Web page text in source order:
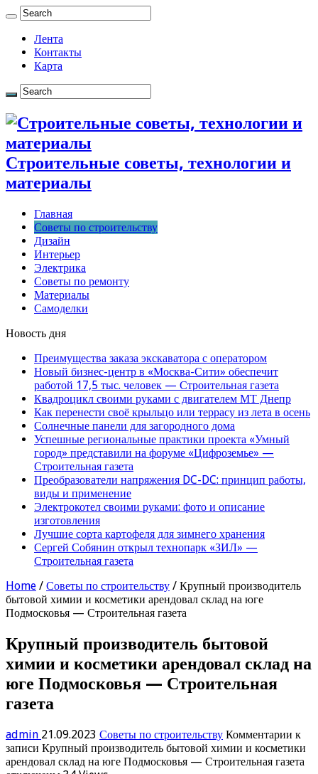
Лента
Контакты
Карта
Строительные советы, технологии и
материалы
Главная
Советы по строительству
Дизайн
Интерьер
Электрика
Советы по ремонту
Материалы
Самоделки
Новость дня
Преимущества заказа экскаватора с оператором
Новый бизнес-центр в «Москва-Сити» обеспечит
работой 17,5 тыс. человек — Строительная газета
Квадроцикл своими руками с двигателем МТ Днепр
Как перенести своё крыльцо или террасу из лета в осень
Солнечные панели для загородного дома
Успешные региональные практики проекта «Умный
город» представили на форуме «Цифроземье» —
Строительная газета
Преобразователи напряжения DC-DC: принцип работы,
виды и применение
Электрокотел своими руками: фото и описание
изготовления
Лучшие сорта картофеля для зимнего хранения
Сергей Собянин открыл технопарк «ЗИЛ» —
Строительная газета
Home / Советы по строительству / Крупный производитель
бытовой химии и косметики арендовал склад на юге
Подмосковья — Строительная газета
Крупный производитель бытовой
химии и косметики арендовал склад на
юге Подмосковья — Строительная
газета
admin 21.09.2023 Советы по строительству Комментарии к
записи Крупный производитель бытовой химии и косметики
арендовал склад на юге Подмосковья — Строительная газета